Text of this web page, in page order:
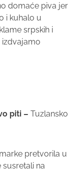
domaće piva jer
i kuhalo u
srpskih i
izdvajamo
piti – Tuzlansko
pretvorila u
na